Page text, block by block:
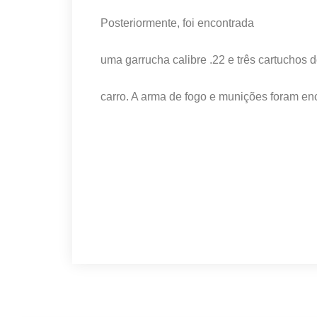
Posteriormente, foi encontrada
uma garrucha calibre .22 e três cartuchos
carro. A arma de fogo e munições foram